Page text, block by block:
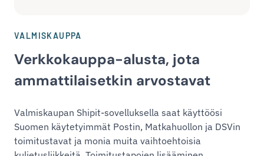
VALMISKAUPPA
Verkkokauppa-alusta, jota
ammattilaisetkin arvostavat
Valmiskaupan Shipit-sovelluksella saat käyttöösi
Suomen käytetyimmät Postin, Matkahuollon ja DSVin
toimitustavat ja monia muita vaihtoehtoisia